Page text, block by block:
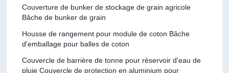
Couverture de bunker de stockage de grain agricole
Bâche de bunker de grain
Housse de rangement pour module de coton Bâche
d'emballage pour balles de coton
Couvercle de barrière de tonne pour réservoir d'eau de
pluie Couvercle de protection en aluminium pour